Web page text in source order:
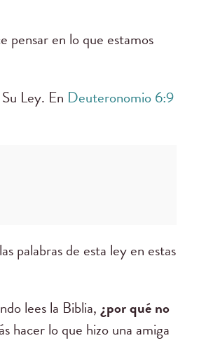
pensar en lo que estamos
Ley. En Deuteronomio 6:9
palabras de esta ley en estas
lees la Biblia,¿por qué no
hacer lo que hizo una amiga